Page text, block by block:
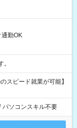
勤OK
。
スピード就業が可能】
パソコンスキル不要